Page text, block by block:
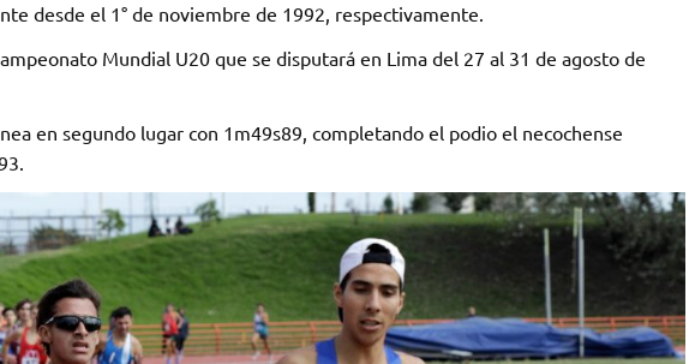
desde el 1° de noviembre de 1992, respectivamente.
Mundial U20 que se disputará en Lima del 27 al 31 de agosto de
en segundo lugar con 1m49s89, completando el podio el necochense